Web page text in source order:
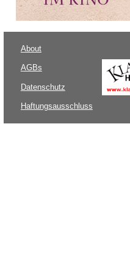
About
AGBs
Datenschutz
Haftungsausschluss